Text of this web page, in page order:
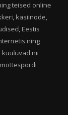
teised online
kasiinode,
Eestis
ning
kuuluvad nii